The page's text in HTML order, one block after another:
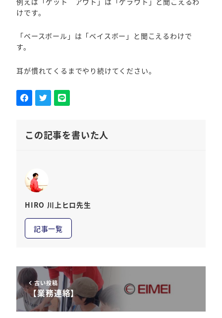
けです。
「ベースボール」は「ベイスボー」と聞こえるわけで
す。
耳が慣れてくるまでやり続けてください。
この記事を書いた人
HIRO 川上ヒロ先生
記事一覧
古い投稿
【業務連絡】